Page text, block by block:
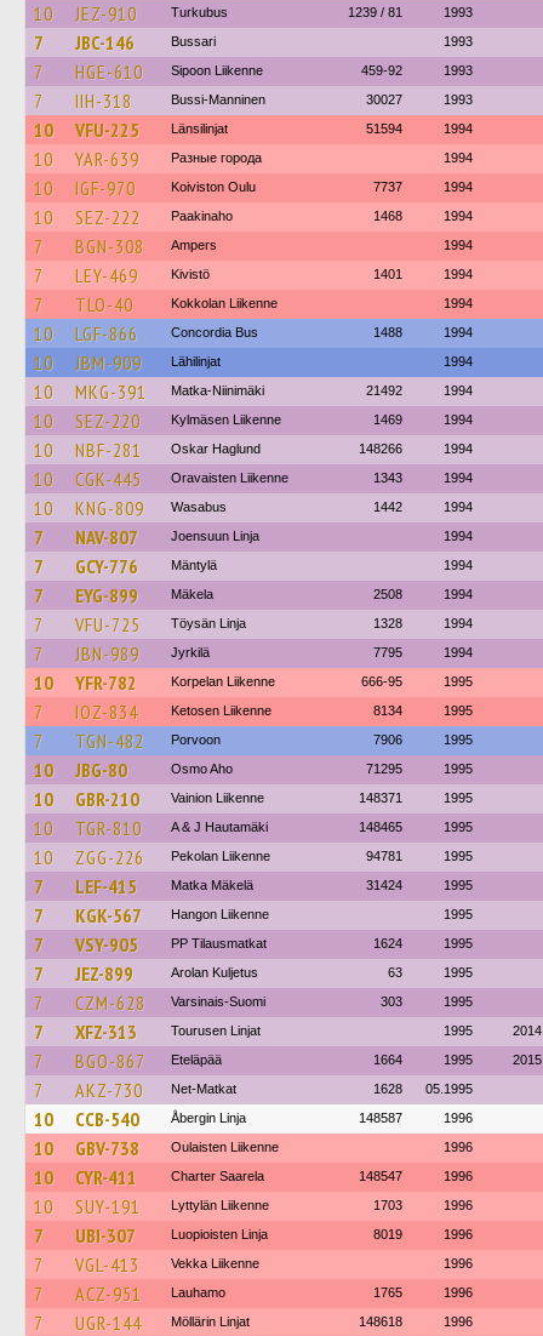
10 JEZ-910 Turkubus 1239 / 81 1993
7 JBC-146 Bussari 1993
7 HGE-610 Sipoon Liikenne 459-92 1993
7 IIH-318 Bussi-Manninen 30027 1993
10 VFU-225 Länsilinjat 51594 1994
10 YAR-639 Разные города 1994
10 IGF-970 Koiviston Oulu 7737 1994
10 SEZ-222 Paakinaho 1468 1994
7 BGN-308 Ampers 1994
7 LEY-469 Kivistö 1401 1994
7 TLO-40 Kokkolan Liikenne 1994
10 LGF-866 Concordia Bus 1488 1994
10 JBM-909 Lähilinjat 1994
10 MKG-391 Matka-Niinimäki 21492 1994
10 SEZ-220 Kylmäsen Liikenne 1469 1994
10 NBF-281 Oskar Haglund 148266 1994
10 CGK-445 Oravaisten Liikenne 1343 1994
10 KNG-809 Wasabus 1442 1994
7 NAV-807 Joensuun Linja 1994
7 GCY-776 Mäntylä 1994
7 EYG-899 Mäkela 2508 1994
7 VFU-725 Töysän Linja 1328 1994
7 JBN-989 Jyrkilä 7795 1994
10 YFR-782 Korpelan Liikenne 666-95 1995
7 IOZ-834 Ketosen Liikenne 8134 1995
7 TGN-482 Porvoon 7906 1995
10 JBG-80 Osmo Aho 71295 1995
10 GBR-210 Vainion Liikenne 148371 1995
10 TGR-810 A & J Hautamäki 148465 1995
10 ZGG-226 Pekolan Liikenne 94781 1995
7 LEF-415 Matka Mäkelä 31424 1995
7 KGK-567 Hangon Liikenne 1995
7 VSY-905 PP Tilausmatkat 1624 1995
7 JEZ-899 Arolan Kuljetus 63 1995
7 CZM-628 Varsinais-Suomi 303 1995
7 XFZ-313 Tourusen Linjat 1995 2014
7 BGO-867 Eteläpää 1664 1995 2015
7 AKZ-730 Net-Matkat 1628 05.1995
10 CCB-540 Åbergin Linja 148587 1996
10 GBV-738 Oulaisten Liikenne 1996
10 CYR-411 Charter Saarela 148547 1996
10 SUY-191 Lyttylän Liikenne 1703 1996
7 UBI-307 Luopioisten Linja 8019 1996
7 VGL-413 Vekka Liikenne 1996
7 ACZ-951 Lauhamo 1765 1996
7 UGR-144 Möllärin Linjat 148618 1996